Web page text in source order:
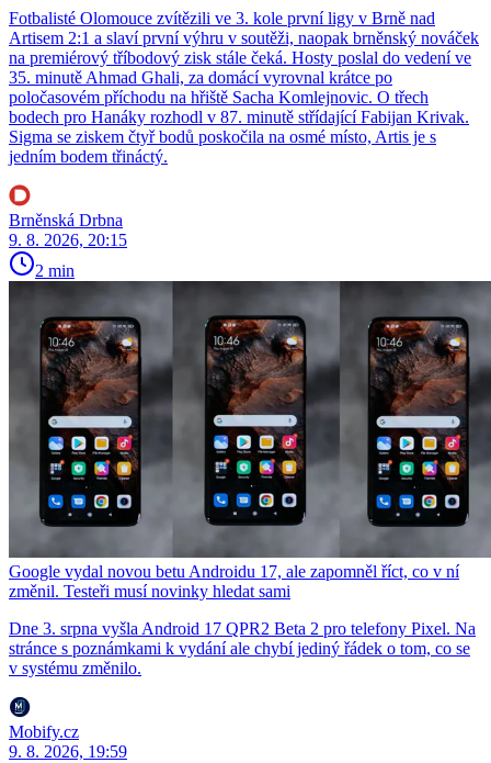
Fotbalisté Olomouce zvítězili ve 3. kole první ligy v Brně nad
Artisem 2:1 a slaví první výhru v soutěži, naopak brněnský nováček
na premiérový tříbodový zisk stále čeká. Hosty poslal do vedení ve
35. minutě Ahmad Ghali, za domácí vyrovnal krátce po
poločasovém příchodu na hřiště Sacha Komlejnovic. O třech
bodech pro Hanáky rozhodl v 87. minutě střídající Fabijan Krivak.
Sigma se ziskem čtyř bodů poskočila na osmé místo, Artis je s
jedním bodem třináctý.
Brněnská Drbna
9. 8. 2026, 20:15
2 min
Google vydal novou betu Androidu 17, ale zapomněl říct, co v ní
změnil. Testeři musí novinky hledat sami
Dne 3. srpna vyšla Android 17 QPR2 Beta 2 pro telefony Pixel. Na
stránce s poznámkami k vydání ale chybí jediný řádek o tom, co se
v systému změnilo.
Mobify.cz
9. 8. 2026, 19:59